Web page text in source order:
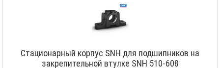
Стационарный корпус SNH для подшипников на
закрепительной втулке SNH 510-608